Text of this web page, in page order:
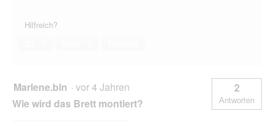
Hilfreich?
Marlene.bln · vor 4 Jahren
Wie wird das Brett montiert?
2
Antworten